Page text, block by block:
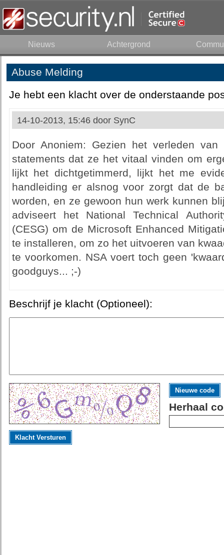
Nieuws Achtergrond
Abuse Melding
Je hebt een klacht over de onderstaande
14-10-2013, 15:46 door SynC
Door Anoniem: Gezien het verleden
statements dat ze het vitaal vinden om
lijkt het dichtgetimmerd, lijkt het me
handleiding er alsnog voor zorgt dat de
worden, en ze gewoon hun werk kunnen
adviseert het National Technical
(CESG) om de Microsoft Enhanced
te installeren, om zo het uitvoeren van
te voorkomen. NSA voert toch geen
goodguys... ;-)
Beschrijf je klacht (Optioneel):
Nieuwe code
Herhaal
Klacht Versturen